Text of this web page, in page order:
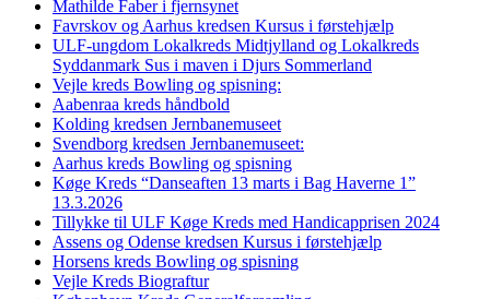
Mathilde Faber i fjernsynet
Favrskov og Aarhus kredsen Kursus i førstehjælp
ULF-ungdom Lokalkreds Midtjylland og Lokalkreds
Syddanmark Sus i maven i Djurs Sommerland
Vejle kreds Bowling og spisning:
Aabenraa kreds håndbold
Kolding kredsen Jernbanemuseet
Svendborg kredsen Jernbanemuseet:
Aarhus kreds Bowling og spisning
Køge Kreds “Danseaften 13 marts i Bag Haverne 1”
13.3.2026
Tillykke til ULF Køge Kreds med Handicapprisen 2024
Assens og Odense kredsen Kursus i førstehjælp
Horsens kreds Bowling og spisning
Vejle Kreds Biograftur